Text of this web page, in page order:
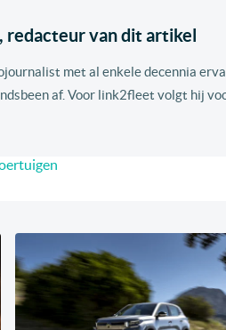
redacteur van dit artikel
met al enkele decennia
af. Voor link2fleet volgt hij